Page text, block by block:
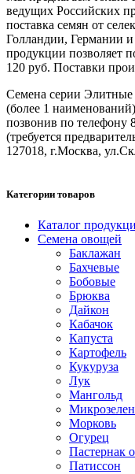
ведущих Российских
поставка семян от
Голландии, Германии
продукции позволяет
120 руб. Поставки
Семена серии
(более 1
позвонив по телефону
(требуется
127018, г.Москва,
Категории товаров
Каталог
Семена овощей
Баклажан
Бахчевые
Бобовые
Брюква
Дайкон
Кабачок
Капуста
Картофель
Кукуруза
Лук
Мангольд
Морковь
Огурец
Пастернак
Патиссон